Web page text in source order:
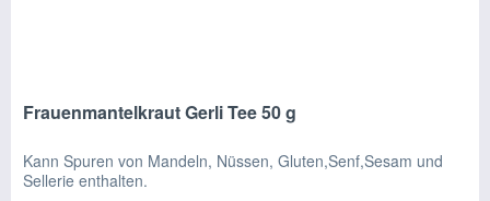
Frauenmantelkraut Gerli Tee 50 g
Kann Spuren von Mandeln, Nüssen, Gluten,Senf,Sesam und
Sellerie enthalten.